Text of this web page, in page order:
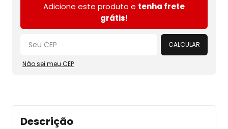
Adicione este produto e tenha frete
grátis!
CALCULAR
Não sei meu CEP
Descrição